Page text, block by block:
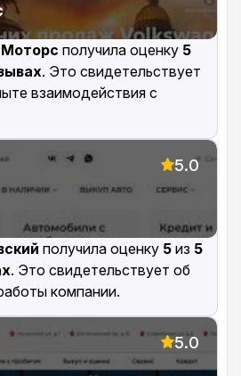
получила оценку 5
. Это свидетельствует
взаимодействия с
5.0
получила оценку 5 из 5
. Это свидетельствует об
компании.
5.0